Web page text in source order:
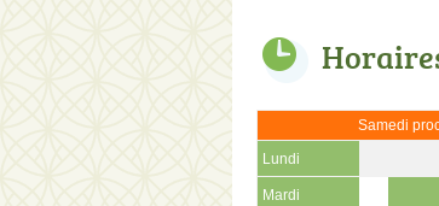
Samedi
Lundi
Mardi